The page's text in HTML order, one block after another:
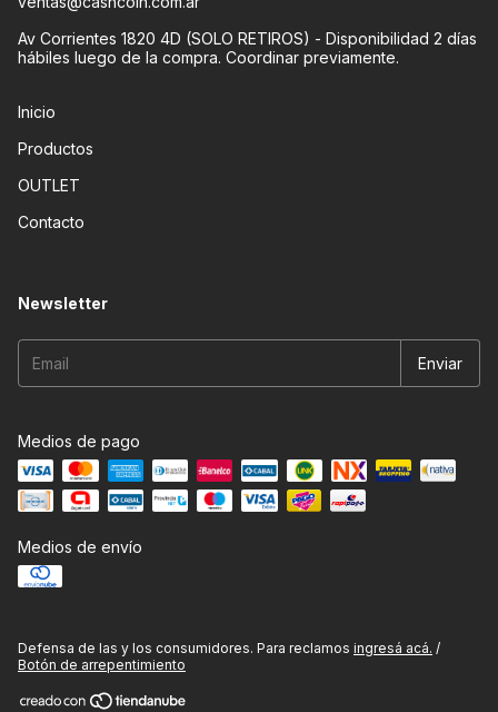
Av Corrientes 1820 4D (SOLO RETIROS) - Disponibilidad 2 días
hábiles luego de la compra. Coordinar previamente.
Inicio
Productos
OUTLET
Contacto
Newsletter
Medios de pago
Medios de envío
Defensa de las y los consumidores. Para reclamos ingresá acá. /
Botón de arrepentimiento